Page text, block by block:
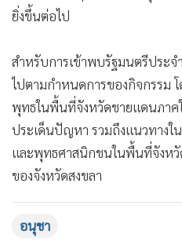
ยิ่งขึ้นต่อไป
สำหรับการเข้าพบรัฐมนตรีประ
ไปตามกำหนดการของกิจกรรม
พุทธในพื้นที่จังหวัดชายแดนภา
ประเด็นปัญหา รวมถึงแนวทางใ
และพุทธศาสนิกชนในพื้นที่จังหวั
ของจังหวัดสงขลา
อนุชา